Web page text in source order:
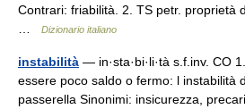
Contrari: friabilità. 2. TS petr. proprietà
Dizionario italiano
instabilità — in·sta·bi·li·tà s.f.inv. CO
essere poco saldo o fermo: l instabilità
passerella Sinonimi: insicurezza,